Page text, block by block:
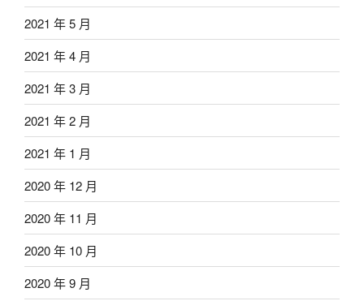
2021 年 5 月
2021 年 4 月
2021 年 3 月
2021 年 2 月
2021 年 1 月
2020 年 12 月
2020 年 11 月
2020 年 10 月
2020 年 9 月